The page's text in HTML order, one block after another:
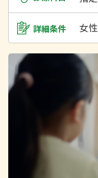
詳細条件 女